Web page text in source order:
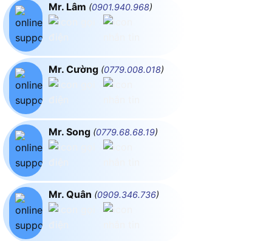
Mr. Lâm (0901.940.968)
Mr. Cường (0779.008.018)
Mr. Song (0779.68.68.19)
Mr. Quân (0909.346.736)